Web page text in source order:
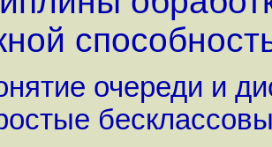
очереди и